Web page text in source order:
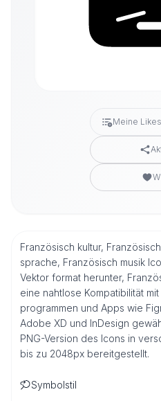
Meine
Französisch kultur,
sprache, Französisch musik
Vektor format herunter,
eine nahtlose Kompatibilität
programmen und Apps wie
Adobe XD und InDesign
PNG-Version des Icons in
bis zu 2048px bereitgestellt.
Symbolstil